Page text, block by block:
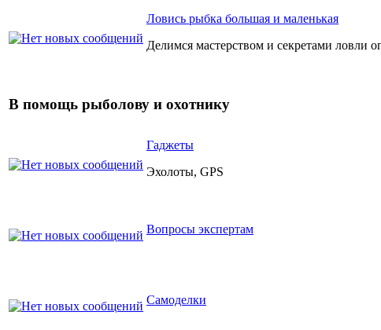
Ловись рыбка большая и маленькая
Делимся мастерством и секретами ловли
В помощь рыболову и охотнику
Гаджеты
Эхолоты, GPS
Вопросы экспертам
Самоделки